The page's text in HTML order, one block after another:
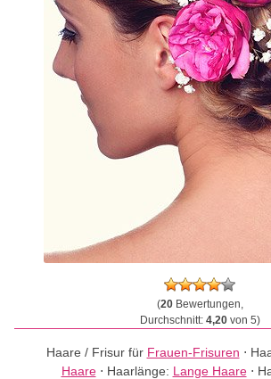
(20Bewertungen,
Durchschnitt: 4,20von 5)
Haare / Frisur für Frauen-Frisuren ⋅
Haare⋅ Haarlänge: Lange Haare⋅